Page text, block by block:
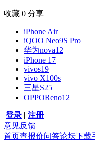
收藏 0 分享
iPhone Air
iQOO Neo9S Pro
华为nova12
iPhone 17
vivos19
vivo X100s
三星S25
OPPOReno12
登录 | 注册
意见反馈
首页查报价问答论坛下载